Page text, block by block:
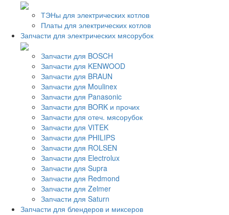
ТЭНы для электрических котлов
Платы для электрических котлов
Запчасти для электрических мясорубок
Запчасти для BOSCH
Запчасти для KENWOOD
Запчасти для BRAUN
Запчасти для Moulinex
Запчасти для Panasonic
Запчасти для BORK и прочих
Запчасти для отеч. мясорубок
Запчасти для VITEK
Запчасти для PHILIPS
Запчасти для ROLSEN
Запчасти для Electrolux
Запчасти для Supra
Запчасти для Redmond
Запчасти для Zelmer
Запчасти для Saturn
Запчасти для блендеров и миксеров